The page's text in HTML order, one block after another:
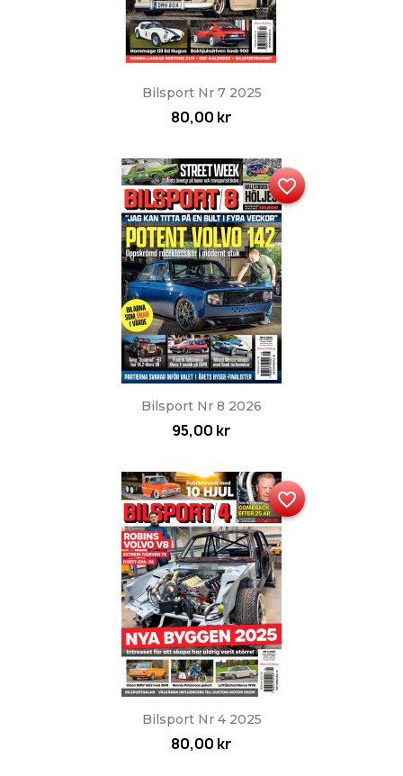
Bilsport Nr 7 2025
80,00 kr
Bilsport Nr 8 2026
95,00 kr
favorite_border
Bilsport Nr 4 2025
80,00 kr
favorite_border